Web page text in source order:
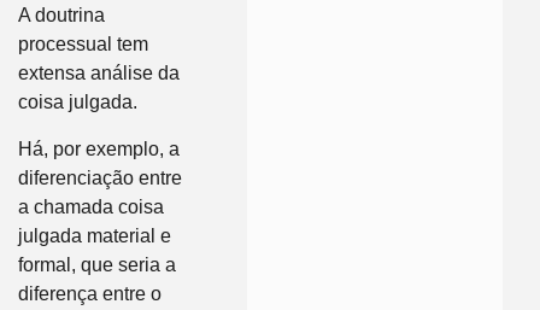
A doutrina
processual tem
extensa análise da
coisa julgada.
Há, por exemplo, a
diferenciação entre
a chamada coisa
julgada material e
formal, que seria a
diferença entre o